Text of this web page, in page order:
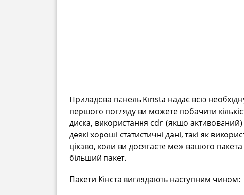
Приладова панель Kinsta надає всю
першого погляду ви можете побачити
диска, використання cdn (якщо активований) і
деякі хороші статистичні дані, такі як
цікаво, коли ви досягаєте меж вашого
більший пакет.
Пакети Кінста виглядають наступним чином: